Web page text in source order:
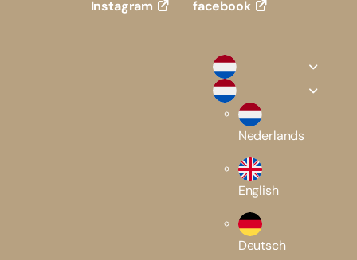
Instagram facebook
Nederlands
English
Deutsch